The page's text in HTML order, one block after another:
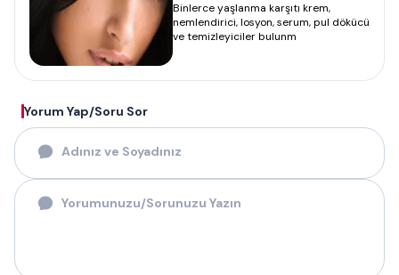
Binlerce yaşlanma karşıtı krem,
nemlendirici, losyon, serum, pul dökücü
ve temizleyiciler bulunm
Yorum Yap/Soru Sor